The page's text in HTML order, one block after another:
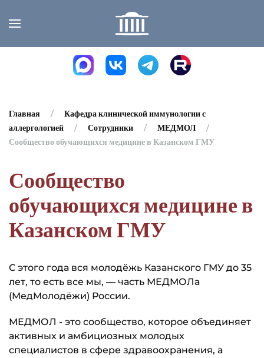
Skip to main content
Главная
Кафедра клинической иммунологии с
аллергологией
Сотрудники
МЕДМОЛ
Сообщество обучающихся медицине в Казанском ГМУ
Сообщество
обучающихся медицине в
Казанском ГМУ
С этого года вся молодёжь Казанского ГМУ до 35
лет, то есть все мы, — часть МЕДМОЛа
(МедМолодёжи) России.
МЕДМОЛ - это сообщество, которое объединяет
активных и амбициозных молодых
специалистов в сфере здравоохранения, а